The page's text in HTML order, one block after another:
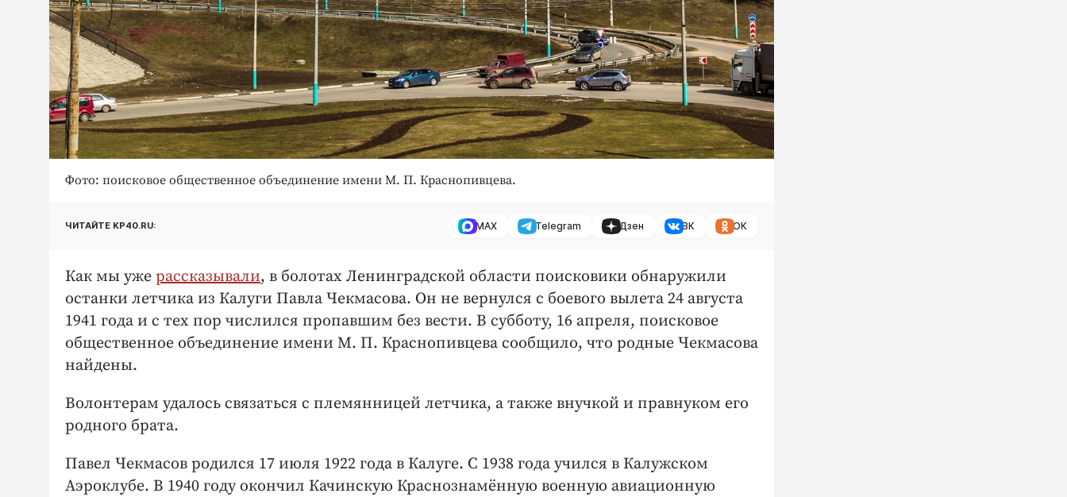
Фото: поисковое общественное объединение имени М. П. Краснопивцева.
ЧИТАЙТЕ KP40.RU: MAX Telegram Дзен ВК ОК
Как мы уже рассказывали, в болотах Ленинградской области поисковики обнаружили
останки летчика из Калуги Павла Чекмасова. Он не вернулся с боевого вылета 24 августа
1941 года и с тех пор числился пропавшим без вести. В субботу, 16 апреля, поисковое
общественное объединение имени М. П. Краснопивцева сообщило, что родные Чекмасова
найдены.
Волонтерам удалось связаться с племянницей летчика, а также внучкой и правнуком его
родного брата.
Павел Чекмасов родился 17 июля 1922 года в Калуге. С 1938 года учился в Калужском
Аэроклубе. В 1940 году окончил Качинскую Краснознамённую военную авиационную